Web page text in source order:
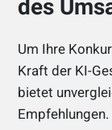
des
Um Ihre
Kraft der KI-
bietet